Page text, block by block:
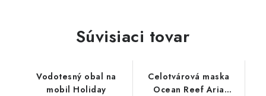
Súvisiaci tovar
Vodotesný obal na
mobil Holiday
Celotvárová maska
Ocean Reef Aria